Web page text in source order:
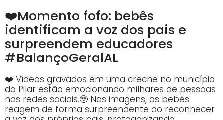
❤️Momento fofo: bebês
identificam a voz dos pais e
surpreendem educadores
#BalançoGeralAL
❤️ Vídeos gravados em uma creche no município
do Pilar estão emocionando milhares de pessoas
nas redes sociais.🥹 Nas imagens, os bebês
reagem de forma surpreendente ao reconhecer